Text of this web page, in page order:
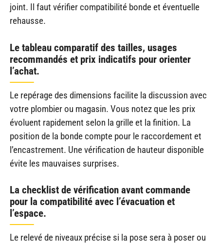
joint. Il faut vérifier compatibilité bonde et éventuelle
rehausse.
Le tableau comparatif des tailles, usages
recommandés et prix indicatifs pour orienter
l’achat.
Le repérage des dimensions facilite la discussion avec
votre plombier ou magasin. Vous notez que les prix
évoluent rapidement selon la grille et la finition. La
position de la bonde compte pour le raccordement et
l’encastrement. Une vérification de hauteur disponible
évite les mauvaises surprises.
La checklist de vérification avant commande
pour la compatibilité avec l’évacuation et
l’espace.
Le relevé de niveaux précise si la pose sera à poser ou